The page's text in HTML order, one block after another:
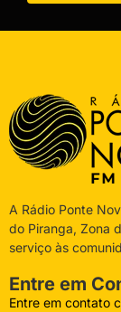
A Rádio Ponte
do Piranga, Zona
serviço às
Entre em
Entre em contato